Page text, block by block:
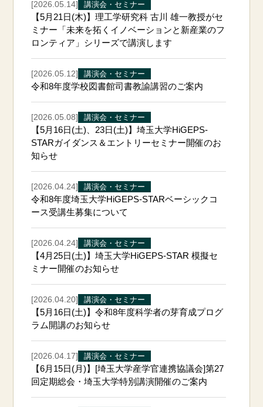
[2026.05.14] 講演会・セミナー
【5月21日(木)】理工学研究科 古川 雄一教授がセ
ミナー「未来を拓くイノベーションと新産業のフ
ロンティア」シリーズで講演します
[2026.05.12] 講演会・セミナー
令和8年度学校図書館司書教諭講習のご案内
[2026.05.08] 講演会・セミナー
【5月16日(土)、23日(土)】埼玉大学HiGEPS-
STARガイダンス＆エントリーセミナー開催のお
知らせ
[2026.04.24] 講演会・セミナー
令和8年度埼玉大学HiGEPS-STARベーシックコ
ース受講生募集について
[2026.04.24] 講演会・セミナー
【4月25日(土)】埼玉大学HiGEPS-STAR 模擬セ
ミナー開催のお知らせ
[2026.04.20] 講演会・セミナー
【5月16日(土)】令和8年度科学者の芽育成プログ
ラム開講のお知らせ
[2026.04.17] 講演会・セミナー
【6月15日(月)】[埼玉大学産学官連携協議会]第27
回定期総会・埼玉大学特別講演開催のご案内